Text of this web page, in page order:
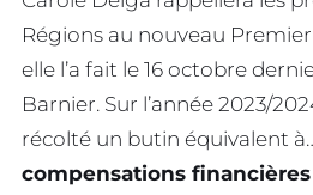
Régions au nouveau
elle l’a fait le 16 octobre
Barnier. Sur l’année 2023/
récolté un butin équivalent
compensations financières